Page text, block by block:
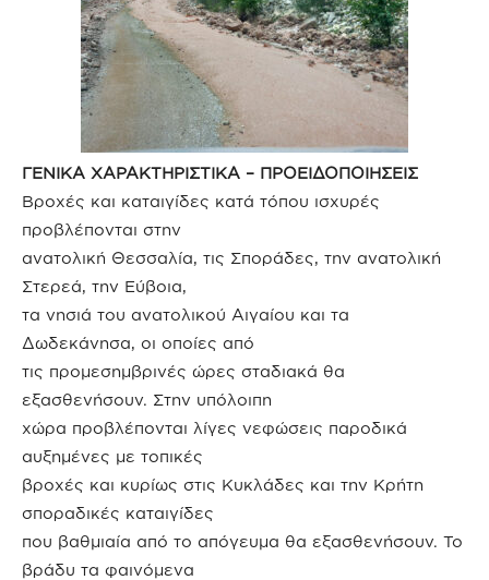
ΓΕΝΙΚΑ ΧΑΡΑΚΤΗΡΙΣΤΙΚΑ – ΠΡΟΕΙΔΟΠΟΙΗΣΕΙΣ
Βροχές και καταιγίδες κατά τόπου ισχυρές
προβλέπονται στην
ανατολική Θεσσαλία, τις Σποράδες, την ανατολική
Στερεά, την Εύβοια,
τα νησιά του ανατολικού Αιγαίου και τα
Δωδεκάνησα, οι οποίες από
τις προμεσημβρινές ώρες σταδιακά θα
εξασθενήσουν. Στην υπόλοιπη
χώρα προβλέπονται λίγες νεφώσεις παροδικά
αυξημένες με τοπικές
βροχές και κυρίως στις Κυκλάδες και την Κρήτη
σποραδικές καταιγίδες
που βαθμιαία από το απόγευμα θα εξασθενήσουν. Το
βράδυ τα φαινόμενα